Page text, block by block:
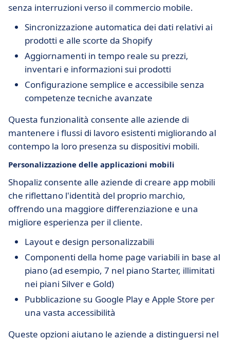
senza interruzioni verso il commercio mobile.
Sincronizzazione automatica dei dati relativi ai
prodotti e alle scorte da Shopify
Aggiornamenti in tempo reale su prezzi,
inventari e informazioni sui prodotti
Configurazione semplice e accessibile senza
competenze tecniche avanzate
Questa funzionalità consente alle aziende di
mantenere i flussi di lavoro esistenti migliorando al
contempo la loro presenza su dispositivi mobili.
Personalizzazione delle applicazioni mobili
Shopaliz consente alle aziende di creare app mobili
che riflettano l'identità del proprio marchio,
offrendo una maggiore differenziazione e una
migliore esperienza per il cliente.
Layout e design personalizzabili
Componenti della home page variabili in base al
piano (ad esempio, 7 nel piano Starter, illimitati
nei piani Silver e Gold)
Pubblicazione su Google Play e Apple Store per
una vasta accessibilità
Queste opzioni aiutano le aziende a distinguersi nel